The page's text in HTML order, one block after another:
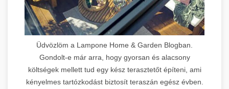
Üdvözlöm a Lampone Home & Garden Blogban.
Gondolt-e már arra, hogy gyorsan és alacsony
költségek mellett tud egy kész terasztetőt építeni, ami
kényelmes tartózkodást biztosít teraszán egész évben.